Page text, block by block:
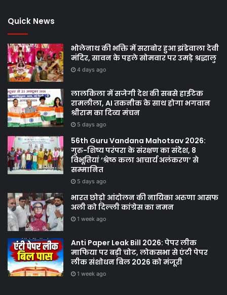
Quick News
भोलेनाथ की भक्ति में सराबोर हुआ झंडेवाला देवी
मंदिर, सावन के पहले सोमवार पर उमड़े श्रद्धालु
4 days ago
लालकिला में सजेगी देश की सबसे हाईटेक
रामलीला, AI तकनीक के साथ होगा भगवान
श्रीराम का दिव्य मंचन
5 days ago
56th Guru Vandana Mahotsav 2026:
गुरु-शिष्य परंपरा के संरक्षण का संदेश, 8
विभूतियां ‘श्रेष्ठ कला आचार्य अलंकरण’ से
सम्मानित
5 days ago
भारत छोड़ो आंदोलन की नायिका अरुणा आसफ
अली को दिल्ली कांग्रेस का नमन
1 week ago
Anti Paper Leak Bill 2026: पेपर लीक
माफिया पर बड़ी चोट, लोकसभा से एंटी पेपर
लीक संशोधन बिल 2026 को मंजूरी
1 week ago